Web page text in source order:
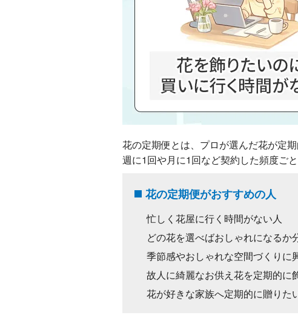
花の定期便とは、プロが選んだ花が定期
週に1回や月に1回など契約した頻度ご
花の定期便がおすすめの人
忙しく花屋に行く時間がない人
どの花を選べばおしゃれになるか
季節感やおしゃれな空間づくりに
故人に綺麗なお供え花を定期的に
花が好きな家族へ定期的に贈りた